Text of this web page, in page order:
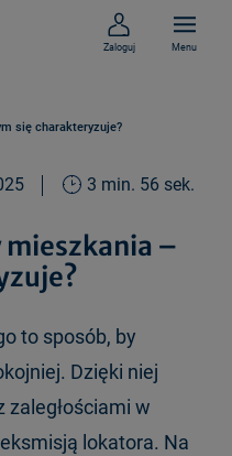
Zaloguj Menu
się charakteryzuje?
3 min. 56 sek.
–
to sposób, by
Dzięki niej
zaległościami w
lokatora. Na